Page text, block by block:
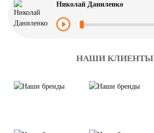
Николай Даниленко
НАШИ КЛИЕНТЫ